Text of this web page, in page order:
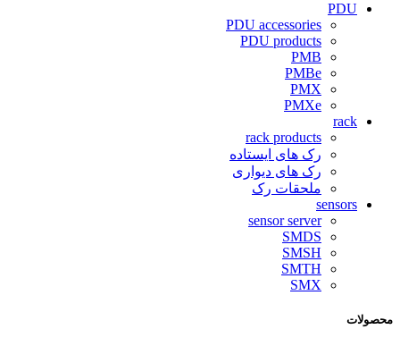
PDU
PDU accessories
PDU products
PMB
PMBe
PMX
PMXe
rack
rack products
رک های ایستاده
رک های دیواری
ملحقات رک
sensors
sensor server
SMDS
SMSH
SMTH
SMX
محصولات